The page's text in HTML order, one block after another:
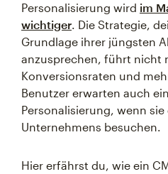
Personalisierung wird im
wichtiger. Die Strategie,
Grundlage ihrer jüngsten
anzusprechen, führt nicht
Konversionsraten und
Benutzer erwarten auch
Personalisierung, wenn sie
Unternehmens besuchen.
Hier erfährst du, wie ein